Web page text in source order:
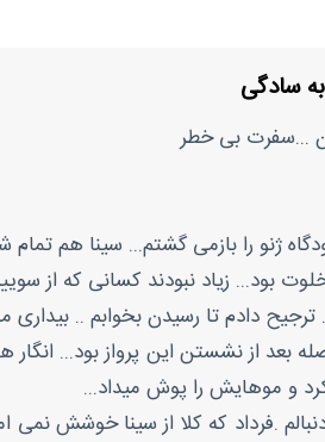
سادگی
...سفرت بی خطر
ژنو را بازمی گشتم... سینا هم
بود... زیاد نبودند کسانی که از
ترجیح دادم تا رسیدن بخوابم ..
بعد از نشستن این پرواز بود...
و موهایش را پوش میداد...
.فرداد که کلا از سینا خوشش